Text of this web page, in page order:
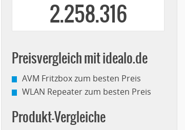
2.258.316
Preisvergleich mit idealo.de
AVM Fritzbox zum besten Preis
WLAN Repeater zum besten Preis
Produkt-Vergleiche